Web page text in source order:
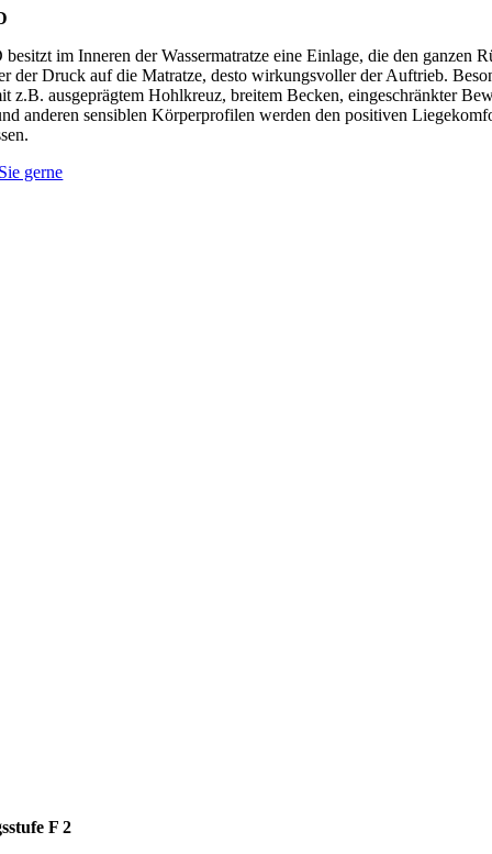
im Inneren der Wassermatratze eine Einlage, die den ganzen
der Druck auf die Matratze, desto wirkungsvoller der Auftrieb.
z.B. ausgeprägtem Hohlkreuz, breitem Becken, eingeschränkter
anderen sensiblen Körperprofilen werden den positiven
gerne
F 2